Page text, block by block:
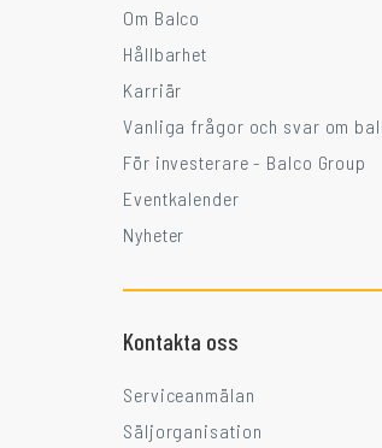
Om Balco
Hållbarhet
Karriär
Vanliga frågor och svar om
För investerare - Balco Group
Eventkalender
Nyheter
Kontakta oss
Serviceanmälan
Säljorganisation